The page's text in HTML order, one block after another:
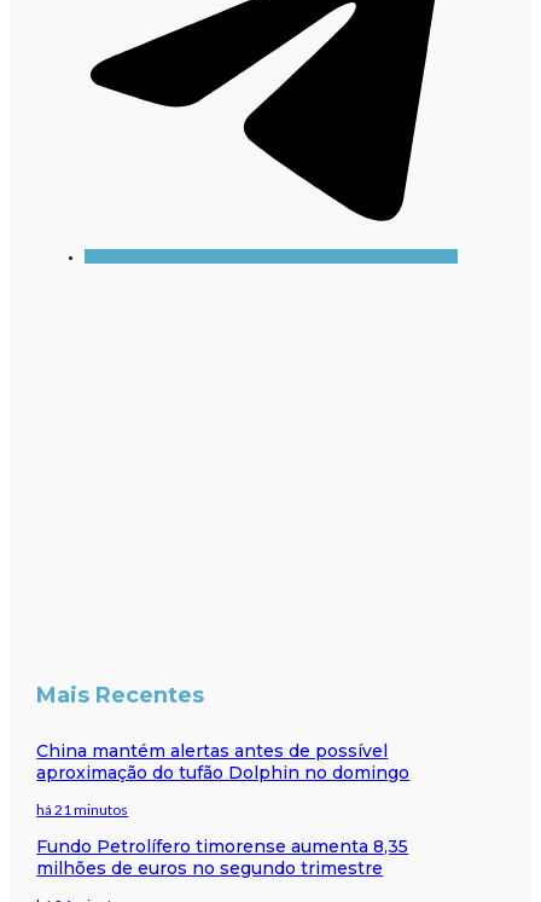
Mais Recentes
China mantém alertas antes de possível
aproximação do tufão Dolphin no domingo
há 21 minutos
Fundo Petrolífero timorense aumenta 8,35
milhões de euros no segundo trimestre